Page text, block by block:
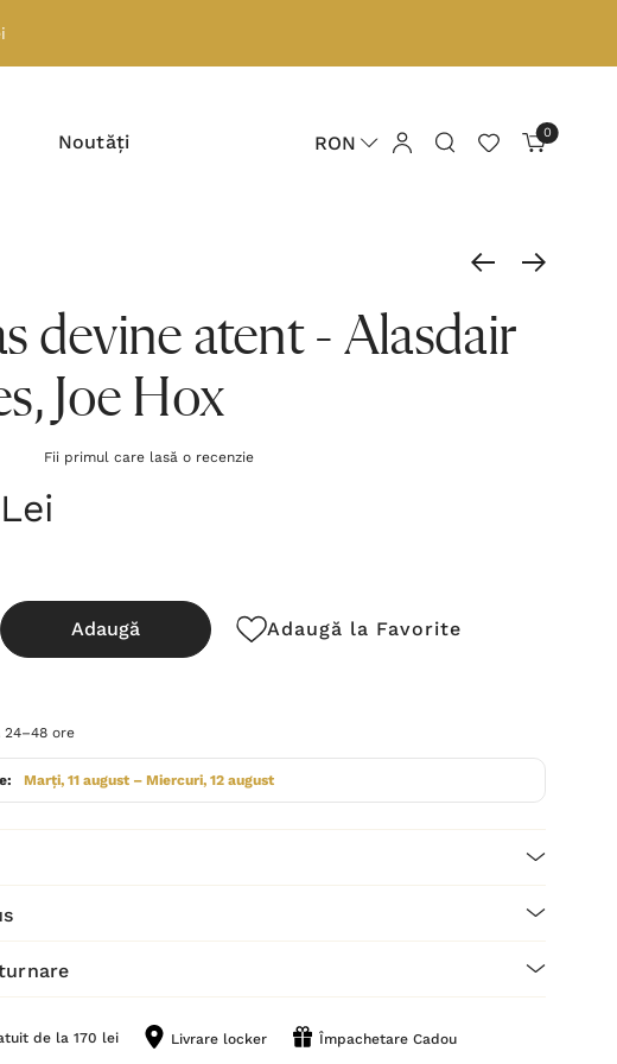
Noutăți RON 0
devine atent - Alasdair
Joe Hox
Fii primul care lasă o recenzie
Crescută:
Adaugă Adaugă la Favorite
24–48 ore
Marți, 11 august – Miercuri, 12 august
de la 170 lei Livrare locker Împachetare Cadou